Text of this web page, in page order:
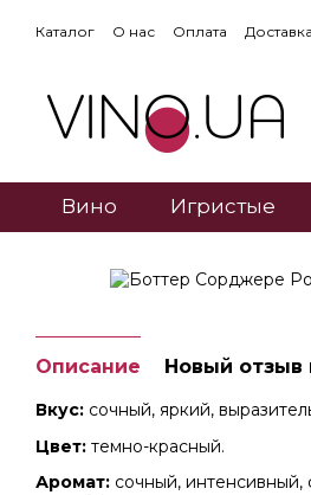
Каталог О нас Оплата Доставка
Вино Игристые
Описание Новый отзыв
Вкус: сочный, яркий,
Цвет: темно-красный.
Аромат: сочный, интенсивный,